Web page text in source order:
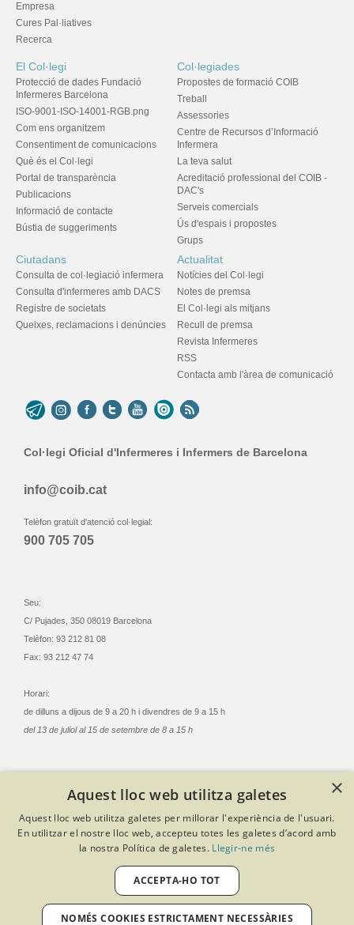
Empresa
Cures Pal·liatives
Recerca
El Col·legi
Protecció de dades Fundació
Infermeres Barcelona
ISO-9001-ISO-14001-RGB.png
Com ens organitzem
Consentiment de comunicacions
Què és el Col·legi
Portal de transparència
Publicacions
Informació de contacte
Bústia de suggeriments
Col·legiades
Propostes de formació COIB
Treball
Assessories
Centre de Recursos d’Informació
Infermera
La teva salut
Acreditació professional del COIB -
DAC's
Serveis comercials
Ús d'espais i propostes
Grups
Ciutadans
Consulta de col·legiació infermera
Consulta d'infermeres amb DACS
Registre de societats
Queixes, reclamacions i denúncies
Actualitat
Notícies del Col·legi
Notes de premsa
El Col·legi als mitjans
Recull de premsa
Revista Infermeres
RSS
Contacta amb l'àrea de comunicació
Col·legi Oficial d'Infermeres i Infermers de Barcelona
info@coib.cat
Telèfon gratuït d'atenció col·legial:
900 705 705
Seu:
C/ Pujades, 350 08019 Barcelona
Telèfon: 93 212 81 08
Fax: 93 212 47 74
Horari:
de dilluns a dijous de 9 a 20 h i divendres de 9 a 15 h
del 13 de juliol al 15 de setembre de 8 a 15 h
© Col·legi Oficial Infermeres i Infermers de Barcelona
Criteris de privacitat
Política de cookies
Avís legal
Política de protecció de dades
Política de qualitat
Desenvolupat amb Softeng Portal Builder
×
Aquest lloc web utilitza galetes
Aquest lloc web utilitza galetes per millorar l'experiència de l'usuari.
En utilitzar el nostre lloc web, accepteu totes les galetes d’acord amb
la nostra Política de galetes. Llegir-ne més
ACCEPTA-HO TOT
NOMÉS COOKIES ESTRICTAMENT NECESSÀRIES